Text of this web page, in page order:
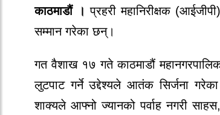
काठमाडौं । प्रहरी महानिरीक्षक
सम्मान गरेका छन्।
गत वैशाख १७ गते काठमाडौं
लुटपाट गर्ने उद्देश्यले आतंक सिर्जना
शाक्यले आफ्नो ज्यानको पर्वाह नगरी